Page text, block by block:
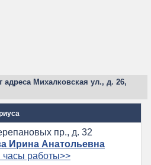
Михалковская ул., д. 26,
пр., д. 32
Ирина Анатольевна
работы>>